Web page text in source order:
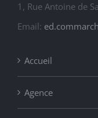
1, Rue Antoine de
Email:
Accueil
Agence